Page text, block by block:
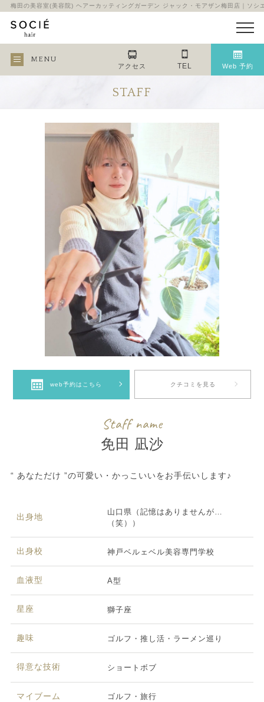
梅田の美容室(美容院) ヘアーカッティングガーデン ジャック・モアザン梅田店｜ソシ
MENU
アクセス TEL Web 予約
STAFF
web予約はこちら クチコミを見る
Staff name
免田 凪沙
“ あなただけ ”の可愛い・かっこいいをお手伝いします♪
出身地
山口県（記憶はありませんが…
（笑））
出身校 神戸ベルェベル美容専門学校
血液型 A型
星座 獅子座
趣味 ゴルフ・推し活・ラーメン巡り
得意な技術 ショートボブ
マイブーム ゴルフ・旅行